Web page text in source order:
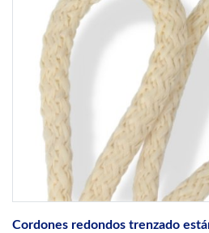
Cordones redondos trenzado